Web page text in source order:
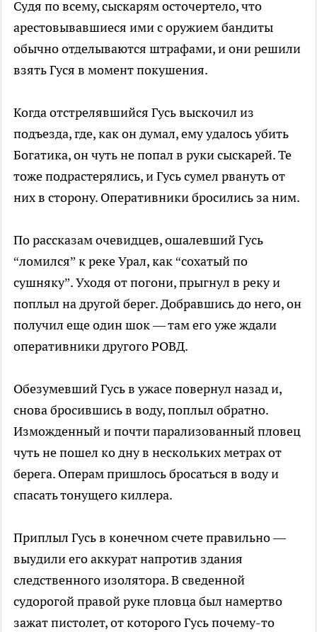
Судя по всему, сыскарям осточертело, что
арестовывавшиеся ими с оружием бандиты
обычно отделываются штрафами, и они решили
взять Гуся в момент покушения.
Когда отстрелявшийся Гусь выскочил из
подъезда, где, как он думал, ему удалось убить
Богатика, он чуть не попал в руки сыскарей. Те
тоже подрастерялись, и Гусь сумел рвануть от
них в сторону. Оперативники бросились за ним.
По рассказам очевидцев, ошалевший Гусь
“ломился” к реке Урал, как “сохатый по
сушняку”. Уходя от погони, прыгнул в реку и
поплыл на другой берег. Добравшись до него, он
получил еще один шок — там его уже ждали
оперативники другого РОВД.
Обезумевший Гусь в ужасе повернул назад и,
снова бросившись в воду, поплыл обратно.
Изможденный и почти парализованный пловец
чуть не пошел ко дну в нескольких метрах от
берега. Операм пришлось бросаться в воду и
спасать тонущего киллера.
Приплыл Гусь в конечном счете правильно —
выудили его аккурат напротив здания
следственного изолятора. В сведенной
судорогой правой руке пловца был намертво
зажат пистолет, от которого Гусь почему-то